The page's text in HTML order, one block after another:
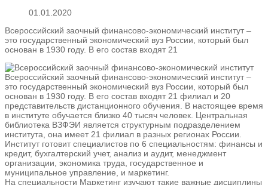
01.01.2020
Всероссийский заочный финансово-экономический институт –
это государственный экономический вуз России, который был
основан в 1930 году. В его состав входят 21
Всероссийский заочный финансово-экономический институт –
это государственный экономический вуз России, который был
основан в 1930 году. В его состав входят 21 филиал и 20
представительств дистанционного обучения. В настоящее время
в институте обучается близко 40 тысяч человек. Центральная
библиотека ВЗФЭИ является структурным подразделением
института, она имеет 21 филиал в разных регионах России.
Институт готовит специалистов по 6 специальностям: финансы и
кредит, бухгалтерский учет, анализ и аудит, менеджмент
организации, экономика труда, государственное и
муниципальное управление, и маркетинг.
На специальности Маркетинг изучают такие важные дисциплины